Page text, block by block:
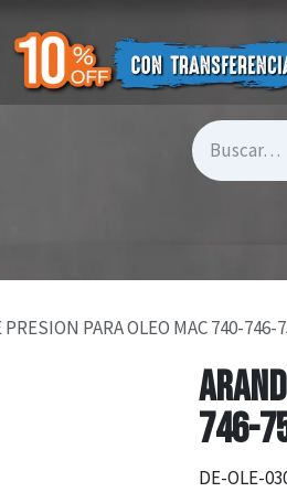
PRESION PARA OLEO MAC 740-
746-
DE-OLE-